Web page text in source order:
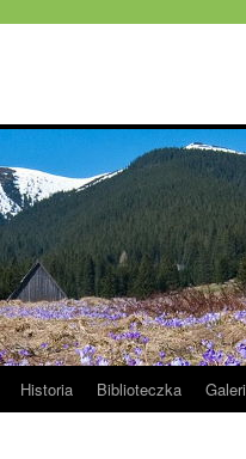
Historia Biblioteczka